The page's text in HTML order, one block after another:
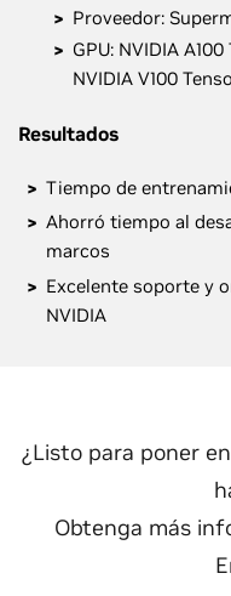
Proveedor:
GPU: NVIDIA
NVIDIA V100
Resultados
Tiempo de
Ahorró tiempo al
marcos
Excelente soporte y
NVIDIA
¿Listo para poner
Obtenga más